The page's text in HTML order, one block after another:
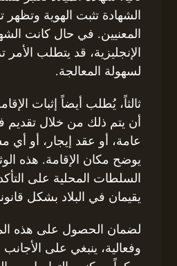
الشهادة تثبت الهوية وتظهر
المعنيين. في حال كانت
الإنجليزية، قد يتطلب
لسهولة المعالجة.
ثالثاً، يُطلب أيضاً إثبات
أن يتم ذلك من خلال تقديم
عامة، أو عقد إيجار، أو أي
يوضح مكان الإقامة. هذه
السلطات المحلية على
يقيمان في البلاد بشكل
لضمان الحصول على هذه
وفعالية، ينبغي على الأجانب